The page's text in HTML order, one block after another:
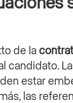
de la
candidato.
estar
las